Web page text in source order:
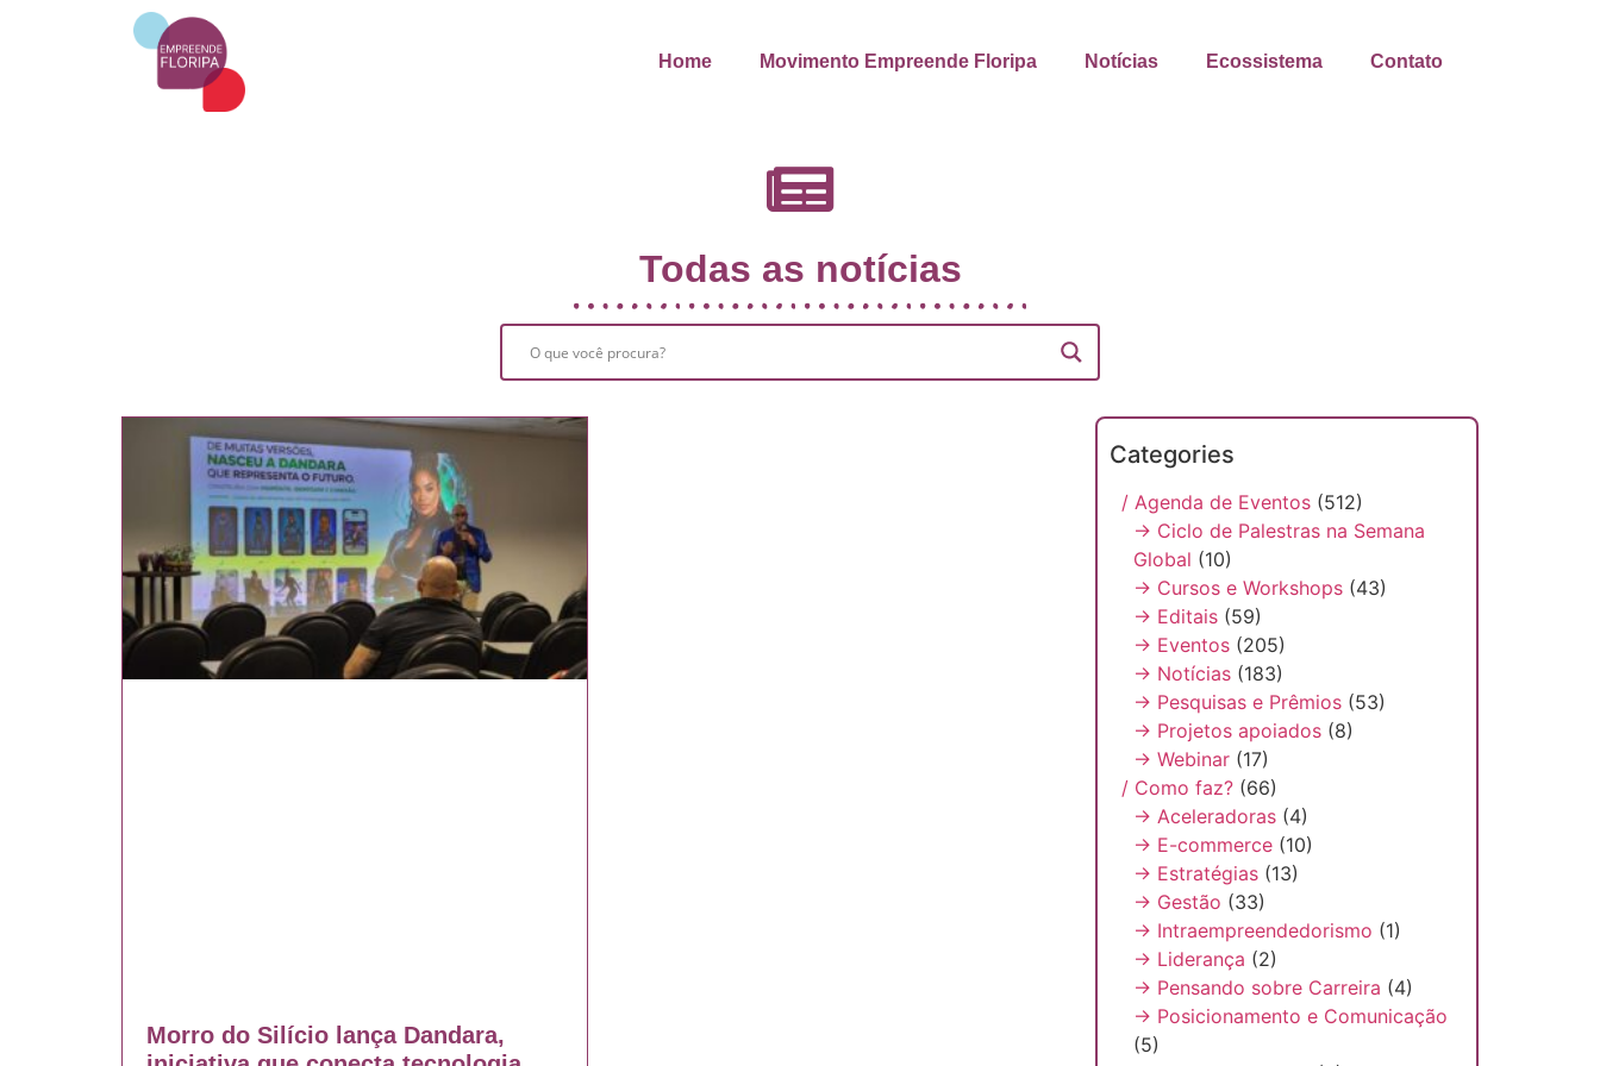
Home Movimento Empreende Floripa Notícias Ecossistema Contato
Todas as notícias
Morro do Silício lança Dandara,
Categories
/ Agenda de Eventos (512)
→ Ciclo de Palestras na Semana
Global (10)
→ Cursos e Workshops (43)
→ Editais (59)
→ Eventos (205)
→ Notícias (183)
→ Pesquisas e Prêmios (53)
→ Projetos apoiados (8)
→ Webinar (17)
/ Como faz? (66)
→ Aceleradoras (4)
→ E-commerce (10)
→ Estratégias (13)
→ Gestão (33)
→ Intraempreendedorismo (1)
→ Liderança (2)
→ Pensando sobre Carreira (4)
→ Posicionamento e Comunicação
(5)